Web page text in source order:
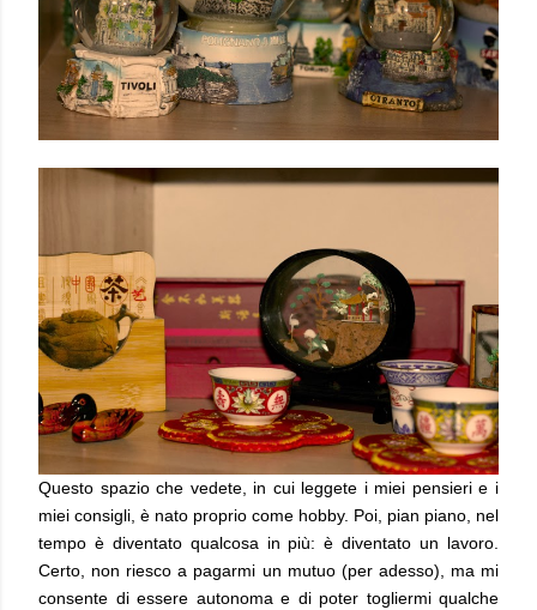
Questo spazio che vedete, in cui leggete i miei pensieri e i
miei consigli, è nato proprio come hobby. Poi, pian piano, nel
tempo è diventato qualcosa in più: è diventato un lavoro.
Certo, non riesco a pagarmi un mutuo (per adesso), ma mi
consente di essere autonoma e di poter togliermi qualche